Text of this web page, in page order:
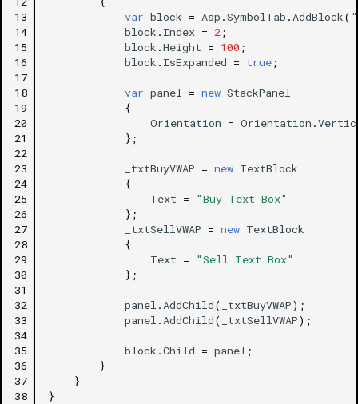
13
14
15
16
17
18
19
20
21
22
23
24
25
26
27
28
29
30
31
32
33
34
35
36
37
38
var block = Asp .SymbolTab . AddBlock(
block . Index = 2 ;
block .Height = 100 ;
block . IsExpanded = true ;
var panel = new StackPanel
{
Orientation = Orientation .
};
_txtBuyVWAP = new TextBlock
{
Text =
"Buy Text Box"
};
_txtSellVWAP = new TextBlock
{
Text =
"Sell Text Box"
};
panel . AddChild( _txtBuyVWAP);
panel . AddChild( _txtSellVWAP);
block .Child = panel ;
}
}
}